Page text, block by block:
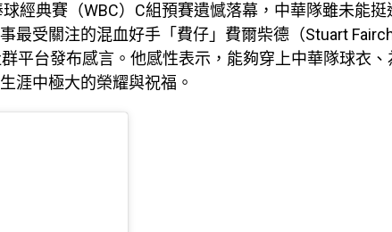
經典賽（WBC）C組預賽遺憾落幕，中華隊雖未能挺
最受關注的混血好手「費仔」費爾柴德（Stuart
群平台發布感言。他感性表示，能夠穿上中華隊球衣
涯中極大的榮耀與祝福。